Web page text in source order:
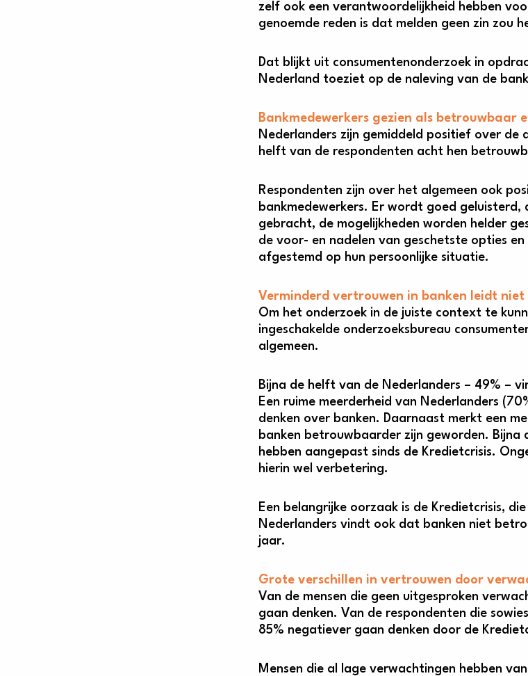
zelf ook een verantwoordelijkheid hebben
genoemde reden is dat melden geen zin zou
Dat blijkt uit consumentenonderzoek in
Nederland toeziet op de naleving van de
Bankmedewerkers gezien als betrouwbaar
Nederlanders zijn gemiddeld positief over de
helft van de respondenten acht hen
Respondenten zijn over het algemeen ook
bankmedewerkers. Er wordt goed
gebracht, de mogelijkheden worden helder
de voor- en nadelen van geschetste opties
afgestemd op hun persoonlijke situatie.
Verminderd vertrouwen in banken leidt
Om het onderzoek in de juiste context te
ingeschakelde onderzoeksbureau
algemeen.
Bijna de helft van de Nederlanders – 49% –
Een ruime meerderheid van Nederlanders
denken over banken. Daarnaast merkt een
banken betrouwbaarder zijn geworden.
hebben aangepast sinds de Kredietcrisis.
hierin wel verbetering.
Een belangrijke oorzaak is de Kredietcrisis,
Nederlanders vindt ook dat banken niet
jaar.
Grote verschillen in vertrouwen door
Van de mensen die geen uitgesproken
gaan denken. Van de respondenten die
85% negatiever gaan denken door de
Mensen die al lage verwachtingen hebben